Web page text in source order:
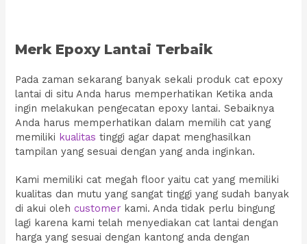
Merk Epoxy Lantai Terbaik
Pada zaman sekarang banyak sekali produk cat epoxy
lantai di situ Anda harus memperhatikan Ketika anda
ingin melakukan pengecatan epoxy lantai. Sebaiknya
Anda harus memperhatikan dalam memilih cat yang
memiliki kualitas tinggi agar dapat menghasilkan
tampilan yang sesuai dengan yang anda inginkan.
Kami memiliki cat megah floor yaitu cat yang memiliki
kualitas dan mutu yang sangat tinggi yang sudah banyak
di akui olehcustomer kami. Anda tidak perlu bingung
lagi karena kami telah menyediakan cat lantai dengan
harga yang sesuai dengan kantong anda dengan